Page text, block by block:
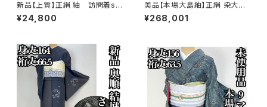
新品【上質】正絹 紬 訪問着s7
80
¥24,800
美品【本場大島紬】正絹 染大島
紬 訪問着s776
¥268,001